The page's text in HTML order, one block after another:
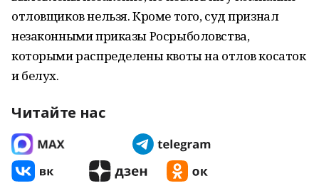
отловщиков нельзя. Кроме того, суд признал
незаконными приказы Росрыболовства,
которыми распределены квоты на отлов косаток
и белух.
Читайте нас